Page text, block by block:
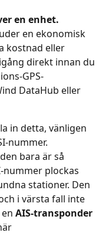
en enhet.
en ekonomisk
kostnad eller
direkt innan du
GPS-
DataHub eller
in detta, vänligen
nummer.
bara är så
plockas
stationer. Den
i värsta fall inte
AIS-transponder